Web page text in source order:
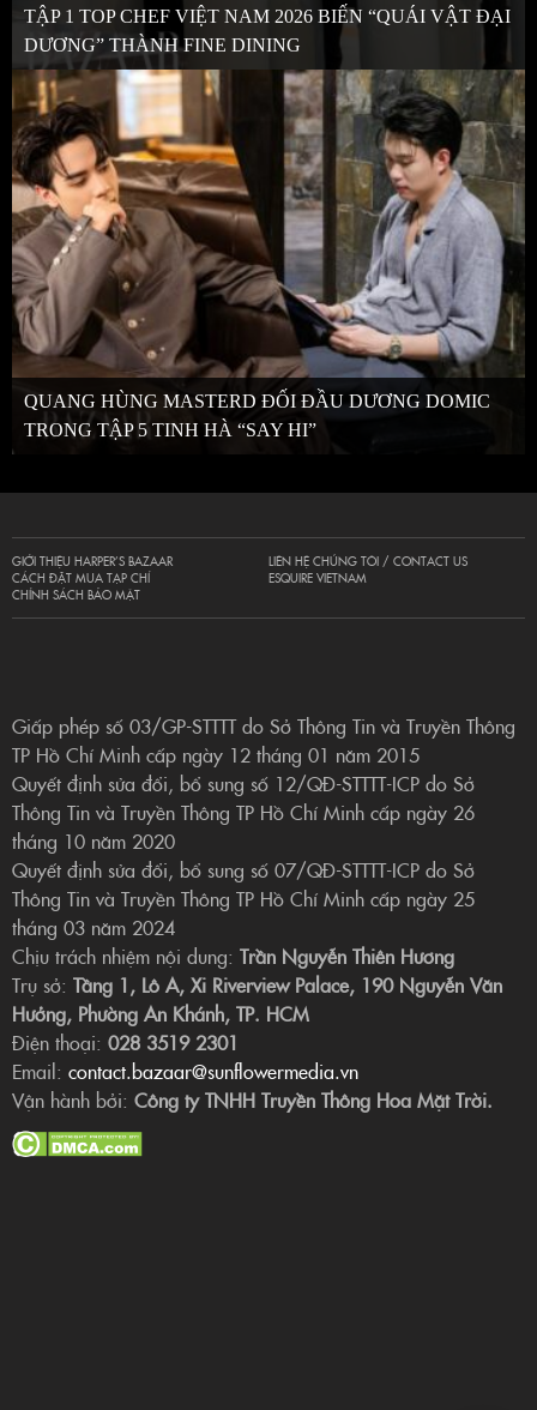
TẬP 1 TOP CHEF VIỆT NAM 2026 BIẾN “QUÁI VẬT ĐẠI
DƯƠNG” THÀNH FINE DINING
QUANG HÙNG MASTERD ĐỐI ĐẦU DƯƠNG DOMIC
TRONG TẬP 5 TINH HÀ “SAY HI”
GIỚI THIỆU HARPER’S BAZAAR
CÁCH ĐẶT MUA TẠP CHÍ
CHÍNH SÁCH BẢO MẬT
LIÊN HỆ CHÚNG TÔI / CONTACT US
ESQUIRE VIETNAM
Giấp phép số 03/GP-STTTT do Sở Thông Tin và Truyền Thông
TP Hồ Chí Minh cấp ngày 12 tháng 01 năm 2015
Quyết định sửa đổi, bổ sung số 12/QĐ-STTTT-ICP do Sở
Thông Tin và Truyền Thông TP Hồ Chí Minh cấp ngày 26
tháng 10 năm 2020
Quyết định sửa đổi, bổ sung số 07/QĐ-STTTT-ICP do Sở
Thông Tin và Truyền Thông TP Hồ Chí Minh cấp ngày 25
tháng 03 năm 2024
Chịu trách nhiệm nội dung: Trần Nguyễn Thiên Hương
Trụ sở: Tầng 1, Lô A, Xi Riverview Palace, 190 Nguyễn Văn
Hưởng, Phường An Khánh, TP. HCM
Điện thoại: 028 3519 2301
Email: contact.bazaar@sunflowermedia.vn
Vận hành bởi: Công ty TNHH Truyền Thông Hoa Mặt Trời.